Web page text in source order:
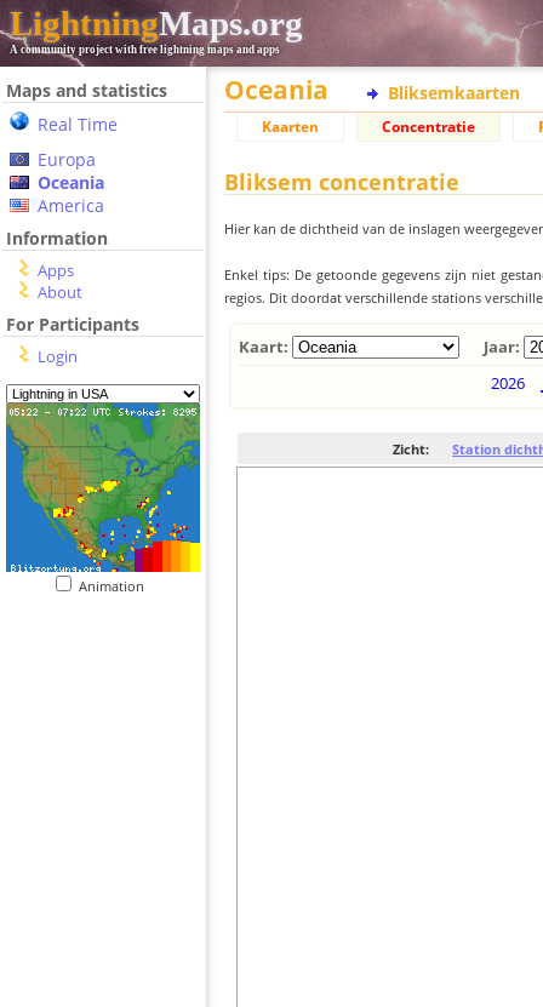
LightningMaps.org
A community project with free lightning maps and apps
Maps and statistics
Real Time
Europa
Oceania
America
Information
Apps
About
For Participants
Login
Animation
Oceania Bliksemkaarten
Kaarten Concentratie
Bliksem concentratie
Hier kan de dichtheid van de inslagen
Enkel tips: De getoonde gegevens zijn niet
regios. Dit doordat verschillende stations
Kaart:
Jaar:
2026
Zicht: Station